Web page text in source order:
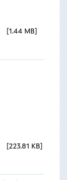
1.44 MB
223.81 KB